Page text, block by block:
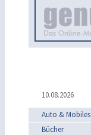
10.08.2026
Auto & Mobiles
Bücher